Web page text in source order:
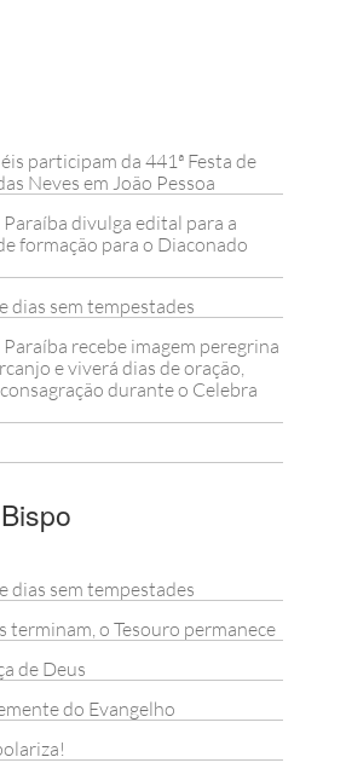
participam da 441ª Festa de
Neves em João Pessoa
divulga edital para a
formação para o Diaconado
dias sem tempestades
recebe imagem peregrina
e viverá dias de oração,
durante o Celebra
dias sem tempestades
terminam, o Tesouro permanece
de Deus
do Evangelho